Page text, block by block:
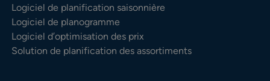
Logiciel de planification saisonnière
Logiciel de planogramme
Logiciel d’optimisation des prix
Solution de planification des assortiments